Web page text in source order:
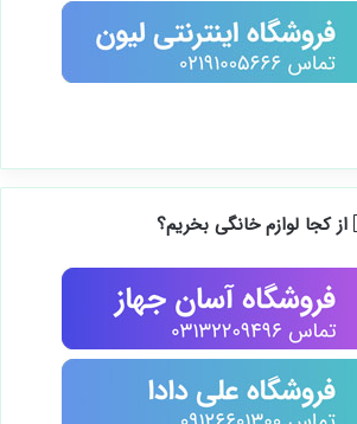
از کجا لوازم خانگی بخریم؟